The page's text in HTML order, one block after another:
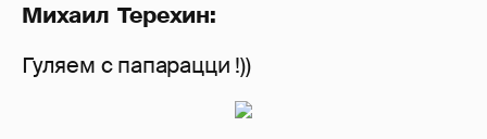
Михаил Терехин:
Гуляем с папарацци !))